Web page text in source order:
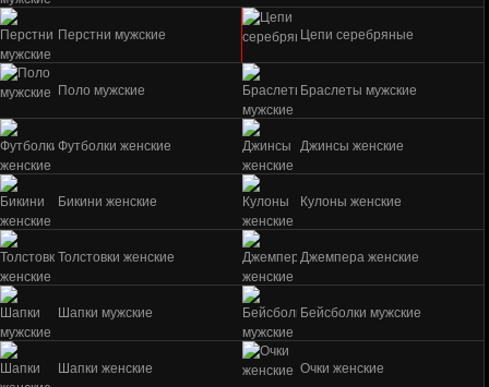
Перстни мужские Цепи серебряные
Поло мужские Браслеты мужские
Футболки женские Джинсы женские
Бикини женские Кулоны женские
Толстовки женские Джемпера женские
Шапки мужские Бейсболки мужские
Шапки женские Очки женские